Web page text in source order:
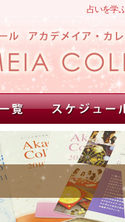
占いを学